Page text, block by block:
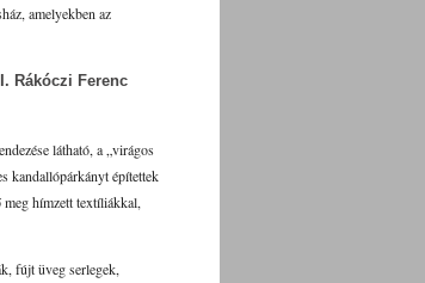
amelyekben az
Rákóczi Ferenc
látható, a „virágos
kandallópárkányt építettek
meg hímzett textíliákkal,
fújt üveg serlegek,